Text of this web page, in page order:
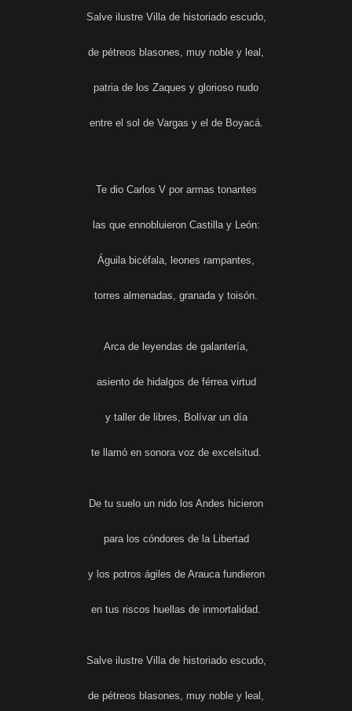
Salve ilustre Villa de historiado escudo,
de pétreos blasones, muy noble y leal,
patria de los Zaques y glorioso nudo
entre el sol de Vargas y el de Boyacá.
Te dio Carlos V por armas tonantes
las que ennobluieron Castilla y León:
Águila bicéfala, leones rampantes,
torres almenadas, granada y toisón.
Arca de leyendas de galantería,
asiento de hidalgos de férrea virtud
y taller de libres, Bolívar un día
te llamó en sonora voz de excelsitud.
De tu suelo un nido los Andes hicieron
para los cóndores de la Libertad
y los potros ágiles de Arauca fundieron
en tus riscos huellas de inmortalidad.
Salve ilustre Villa de historiado escudo,
de pétreos blasones, muy noble y leal,